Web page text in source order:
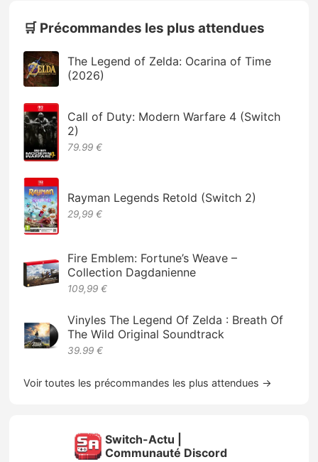
🛒 Précommandes les plus attendues
The Legend of Zelda: Ocarina of Time
(2026)
Call of Duty: Modern Warfare 4 (Switch
2)
79.99 €
Rayman Legends Retold (Switch 2)
29,99 €
Fire Emblem: Fortune’s Weave –
Collection Dagdanienne
109,99 €
Vinyles The Legend Of Zelda : Breath Of
The Wild Original Soundtrack
39.99 €
Voir toutes les précommandes les plus attendues →
Switch-Actu |
Communauté Discord